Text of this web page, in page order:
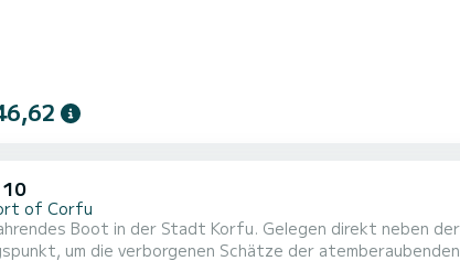
of Corfu
Boot in der Stadt Korfu. Gelegen direkt neben
um die verborgenen Schätze der